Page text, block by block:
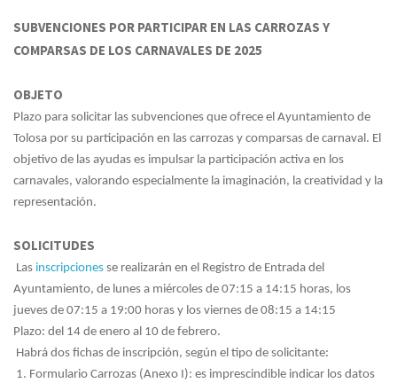
SUBVENCIONES POR PARTICIPAR EN LAS CARROZAS Y
COMPARSAS DE LOS CARNAVALES DE 2025
OBJETO
Plazo para solicitar las subvenciones que ofrece el Ayuntamiento de
Tolosa por su participación en las carrozas y comparsas de carnaval. El
objetivo de las ayudas es impulsar la participación activa en los
carnavales, valorando especialmente la imaginación, la creatividad y la
representación.
SOLICITUDES
Las inscripciones se realizarán en el Registro de Entrada del
Ayuntamiento, de lunes a miércoles de 07:15 a 14:15 horas, los
jueves de 07:15 a 19:00 horas y los viernes de 08:15 a 14:15
Plazo: del 14 de enero al 10 de febrero.
Habrá dos fichas de inscripción, según el tipo de solicitante:
1. Formulario Carrozas (Anexo I): es imprescindible indicar los datos